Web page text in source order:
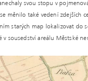
svou stopu v
měnilo také vedení zdejších
starých map lokalizovat do
v sousedství areálu Městské